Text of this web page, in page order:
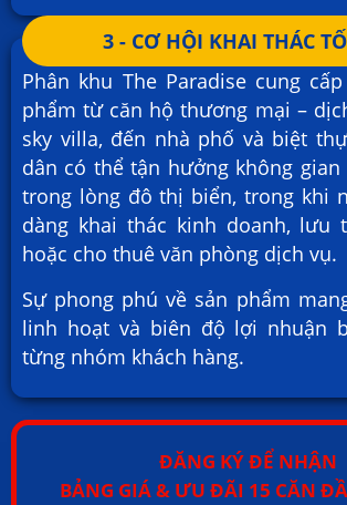
3 - CƠ HỘI KHAI THÁC
Phân khu The Paradise cung
phẩm từ căn hộ thương mại –
sky villa, đến nhà phố và biệt
dân có thể tận hưởng không gian
trong lòng đô thị biển, trong khi
dàng khai thác kinh doanh, lưu
hoặc cho thuê văn phòng dịch vụ.
Sự phong phú về sản phẩm
linh hoạt và biên độ lợi nhuận
từng nhóm khách hàng.
ĐĂNG KÝ ĐỂ NHẬN
BẢNG GIÁ & ƯU ĐÃI 15 CĂN